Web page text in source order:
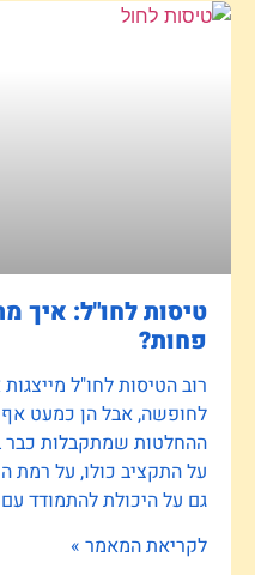
טיסות לחו"ל: איך
פחות?
רוב הטיסות לחו"ל
לחופשה, אבל הן כמעט אף
ההחלטות שמתקבלות
על התקציב כולו, על רמת
גם על היכולת להתמודד עם
לקריאת המאמר »